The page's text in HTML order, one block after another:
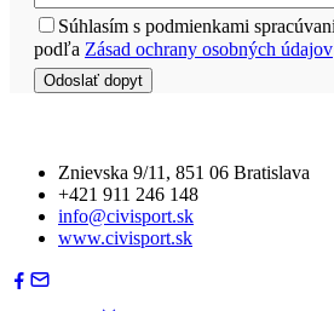
Súhlasím s podmienkami
podľa Zásad ochrany osobných údajov
Znievska 9/11, 851 06 Bratislava
+421 911 246 148
info@civisport.sk
www.civisport.sk